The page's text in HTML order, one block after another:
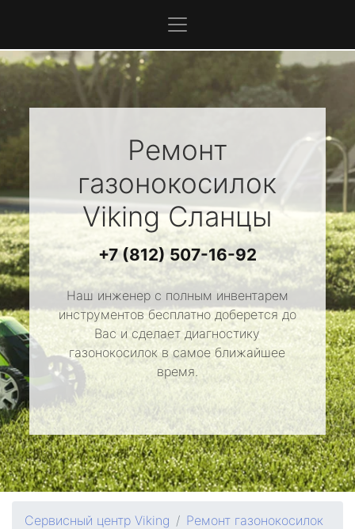
Ремонт
газонокосилок
VikingСланцы
+7 (812) 507-16-92
Наш инженер с полным инвентарем
инструментов бесплатно доберется до
Вас и сделает диагностику
газонокосилок в самое ближайшее
время.
Сервисный центр Viking
Ремонт газонокосилок